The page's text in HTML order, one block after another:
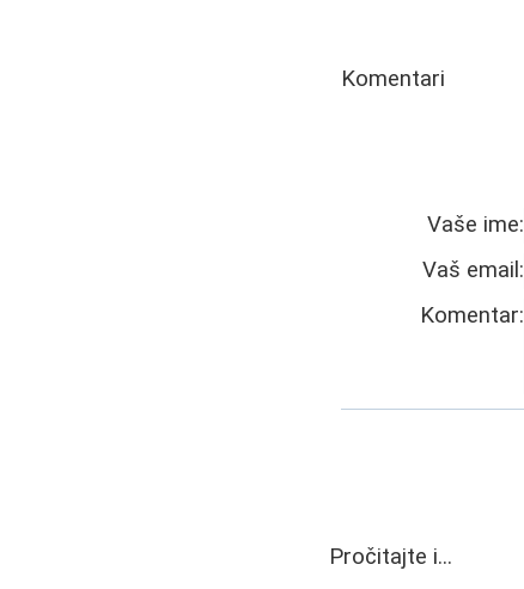
Komentari
Vaše ime:
Vaš email:
Komentar:
Pročitajte i...